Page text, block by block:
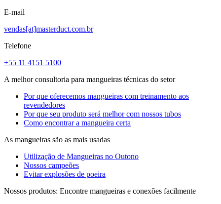
E-mail
vendas[at]masterduct.com.br
Telefone
+55 11 4151 5100
A melhor consultoria para mangueiras técnicas do setor
Por que oferecemos mangueiras com treinamento aos
revendedores
Por que seu produto será melhor com nossos tubos
Como encontrar a mangueira certa
As mangueiras são as mais usadas
Utilização de Mangueiras no Outono
Nossos campeões
Evitar explosões de poeira
Nossos produtos: Encontre mangueiras e conexões facilmente